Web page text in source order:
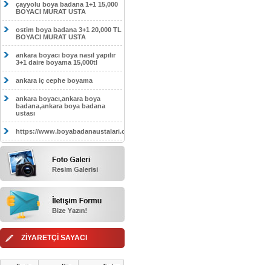
SOKULLU DAİRE BOYAMA 1000TL
EV,İŞYERİ BOYA BADANA USTASI
0554 184 41 66
çayyolu boya badana 1+1 15,000
BOYACI MURAT USTA
ostim boya badana 3+1 20,000 TL
BOYACI MURAT USTA
ankara boyacı boya nasıl yapılır
3+1 daire boyama 15,000tl
ankara iç cephe boyama
ankara boyacı,ankara boya
badana,ankara boya badana
ustası
https://www.boyabadanaustalari.com/
ZİYARETÇİ SAYACI